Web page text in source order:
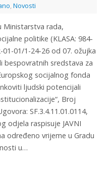
, Novosti
Ministarstva rada,
politike (KLASA: 984-
01-01/1-24-26 od 07. ožujka
bespovratnih sredstava za
socijalnog fonda
ljudski potencijali
Broj
SF.3.4.11.01.0114,
odjela raspisuje JAVNI
određeno vrijeme u Gradu
u…